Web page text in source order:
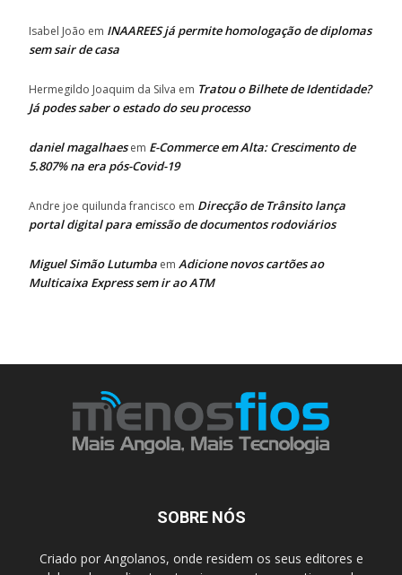
Isabel João em INAAREES já permite homologação de diplomas
sem sair de casa
Hermegildo Joaquim da Silva em Tratou o Bilhete de Identidade?
Já podes saber o estado do seu processo
daniel magalhaesem E-Commerce em Alta: Crescimento de
5.807% na era pós-Covid-19
Andre joe quilunda francisco em Direcção de Trânsito lança
portal digital para emissão de documentos rodoviários
Miguel Simão Lutumba em Adicione novos cartões ao
Multicaixa Express sem ir ao ATM
SOBRE NÓS
Criado por Angolanos, onde residem os seus editores e